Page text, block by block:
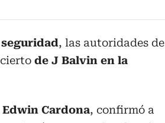
, las autoridades de
de J Balvin en la
Cardona, confirmó a